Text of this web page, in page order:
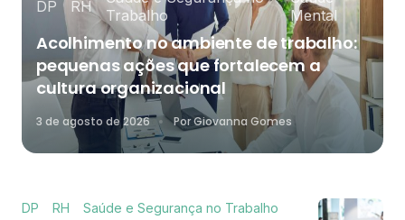
DP RH
Trabalho
Mental
Acolhimento no ambiente de trabalho:
pequenas ações que fortalecem a
cultura organizacional
3 de agosto de 2026 PorGiovanna Gomes
DP RH Saúde e Segurança no Trabalho